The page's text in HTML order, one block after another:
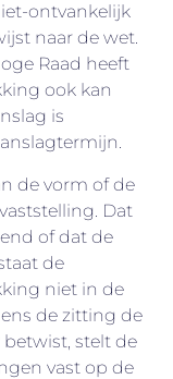
ontvankelijk
naar de wet.
Raad heeft
ook kan
is
de vorm of de
Dat
of dat de
de
niet in de
de zitting de
stelt de
vast op de